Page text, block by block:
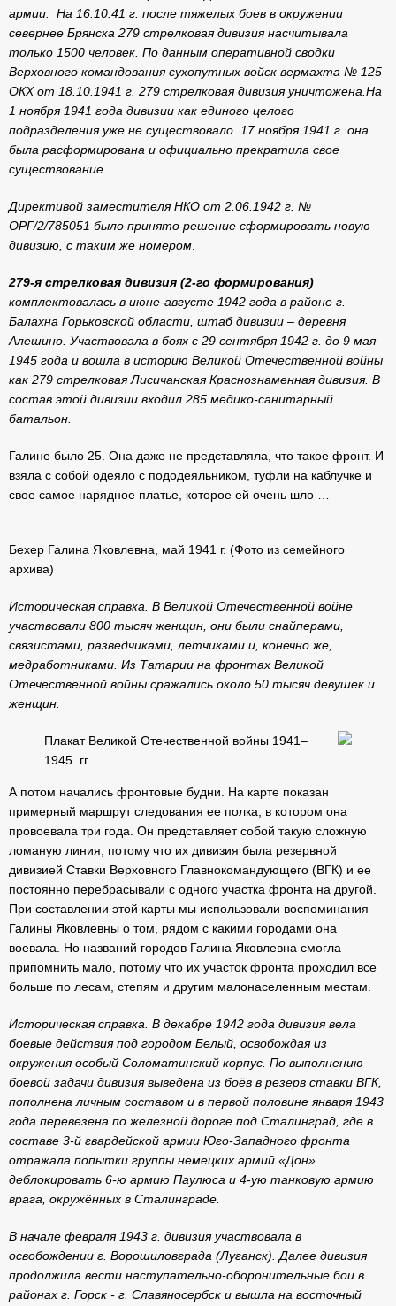
армии. На 16.10.41 г. после тяжелых боев в окружении
севернее Брянска 279 стрелковая дивизия насчитывала
только 1500 человек. По данным оперативной сводки
Верховного командования сухопутных войск вермахта № 125
ОКХ от 18.10.1941 г. 279 стрелковая дивизия уничтожена. На
1 ноября 1941 года дивизии как единого целого
подразделения уже не существовало. 17 ноября 1941 г. она
была расформирована и официально прекратила свое
существование.
Директивой заместителя НКО от 2.06.1942 г. №
ОРГ/2/785051 было принято решение сформировать новую
дивизию, с таким же номером
279-я стрелковая дивизия (2-го формирования)
комплектовалась в июне-августе 1942 года в районе г.
Балахна Горьковской области, штаб дивизии – деревня
Алешино. Участвовала в боях с 29 сентября 1942 г. до 9 мая
1945 года и вошла в историю Великой Отечественной войны
как 279 стрелковая Лисичанская Краснознаменная дивизия. В
состав этой дивизии входил 285 медико-санитарный
батальон.
Галине было 25. Она даже не представляла, что такое фронт. И
взяла с собой одеяло с пододеяльником, туфли на каблучке и
свое самое нарядное платье, которое ей очень шло …
Бехер Галина Яковлевна, май 1941 г. (Фото из семейного
архива)
Историческая справка. В Великой Отечественной войне
участвовали 800 тысяч женщин, они были снайперами,
связистами, разведчиками, летчиками и, конечно же,
медработниками. Из Татарии на фронтах Великой
Отечественной войны сражались около 50 тысяч девушек и
женщин.
Плакат Великой Отечественной войны 1941–
1945 гг.
А потом начались фронтовые будни. На карте показан
примерный маршрут следования ее полка, в котором она
провоевала три года. Он представляет собой такую сложную
ломаную линия, потому что их дивизия была резервной
дивизией Ставки Верховного Главнокомандующего (ВГК) и ее
постоянно перебрасывали с одного участка фронта на другой.
При составлении этой карты мы использовали воспоминания
Галины Яковлевны о том, рядом с какими городами она
воевала. Но названий городов Галина Яковлевна смогла
припомнить мало, потому что их участок фронта проходил все
больше по лесам, степям и другим малонаселенным местам.
Историческая справка. В декабре 1942 года дивизия вела
боевые действия под городом Белый, освобождая из
окружения особый Соломатинский корпус. По выполнению
боевой задачи дивизия выведена из боёв в резерв ставки ВГК,
пополнена личным составом и в первой половине января 1943
года перевезена по железной дороге под Сталинград, где в
составе 3-й гвардейской армии Юго-Западного фронта
отражала попытки группы немецких армий «Дон»
деблокировать 6-ю армию Паулюса и 4-ую танковую армию
врага, окружённых в Сталинграде.
В начале февраля 1943 г. дивизия участвовала в
освобождении г. Ворошиловграда (Луганск). Далее дивизия
продолжила вести наступательно-оборонительные бои в
районах г. Горск - г. Славяносербск и вышла на восточный